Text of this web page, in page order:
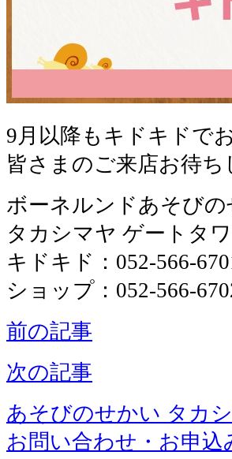
9月以降もキドキドで
皆さまのご来店お待
ボーネルンドあそびの
タカシマヤ ゲートタ
キドキド：052-566-
ショップ：052-566-
前の記事
次の記事
あそびのせかい タカ
お問い合わせ・お申